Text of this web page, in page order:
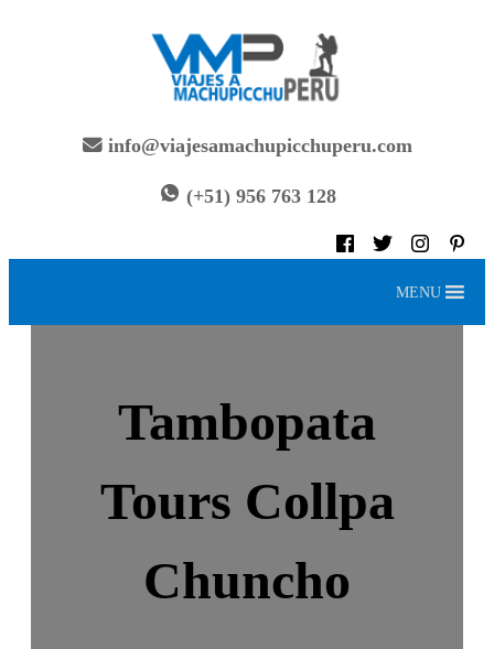
info@viajesamachupicchuperu.com
(+51) 956 763 128
MENU
Tambopata
Tours Collpa
Chuncho